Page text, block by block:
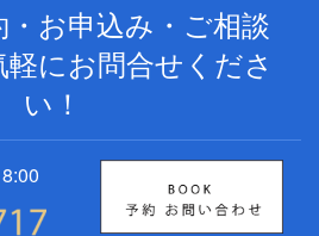
お申込み・ご相談
にお問合せくださ
い！